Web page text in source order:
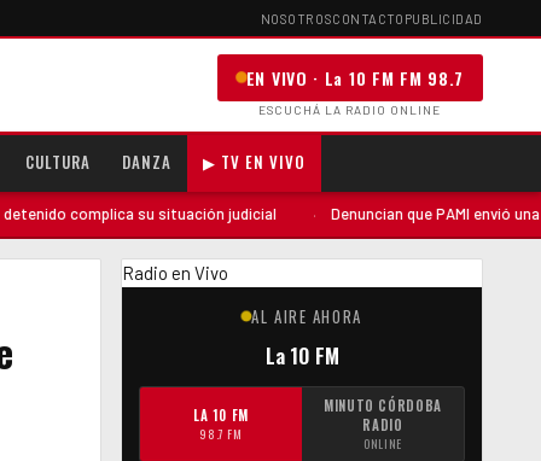
NOSOTROSCONTACTO PUBLICIDAD
EN VIVO · La 10 FM FM 98.7
ESCUCHÁ LA RADIO ONLINE
CULTURA DANZA ▶ TV EN VIVO
su situación judicial · Denuncian que PAMI envió una auditoría
Radio en Vivo
AL AIRE AHORA
La 10 FM
LA 10 FM
98.7 FM
MINUTO CÓRDOBA
RADIO
ONLINE